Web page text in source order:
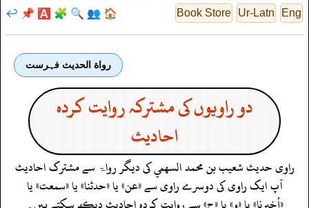
Eng
Ur-Latn
Book Store
🏠
👥
🔍
🧩
🅰️
📌
↩️
رواة الحديث فہرست
دو راویوں کی مشترکہ روایت کردہ
احادیث
راوی حدیثشعيب بن محمد السهميکی دیگر رواۃ سے مشترک احادیث
آپ ایک راوی کی دوسرے راوی سے «عن» یا «حدثنا» یا «سمعت» یا